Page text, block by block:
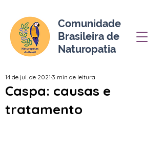
Comunidade
Brasileira de
Naturopatia
Caspa: causas e
tratamento
14 de jul. de 2021 3 min de leitura